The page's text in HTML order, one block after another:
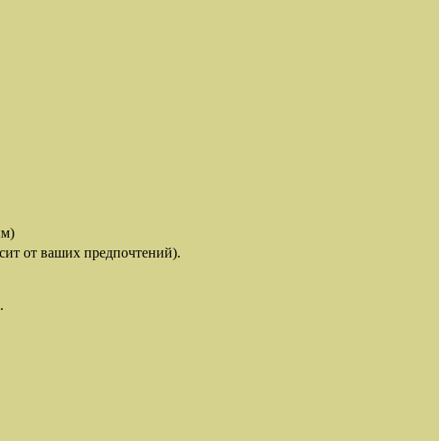
от ваших предпочтений).